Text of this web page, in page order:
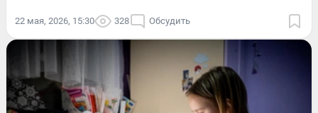
22 мая, 2026, 15:30 328 Обсудить